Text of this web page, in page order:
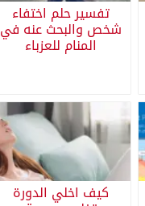
تفسير حلم اختفاء
شخص والبحث عنه في
المنام للعزباء
كيف اخلي الدورة